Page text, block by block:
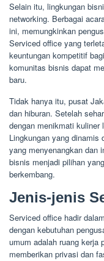
Selain itu, lingkungan
networking. Berbagai
ini, memungkinkan
Serviced office yang
keuntungan kompetitif
komunitas bisnis dapat
baru.
Tidak hanya itu, pusat
dan hiburan. Setelah
dengan menikmati kuliner
Lingkungan yang dinamis
yang menyenangkan dan
bisnis menjadi pilihan
berkembang.
Jenis-jenis
Serviced office hadir
dengan kebutuhan
umum adalah ruang kerja
memberikan privasi dan